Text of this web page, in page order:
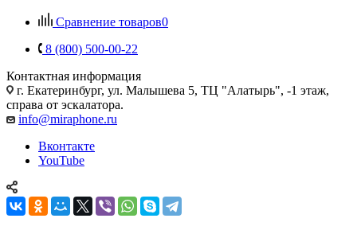
Сравнение товаров0
8 (800) 500-00-22
Контактная информация
г. Екатеринбург, ул. Малышева 5, ТЦ "Алатырь", -1 этаж,
справа от эскалатора.
info@miraphone.ru
Вконтакте
YouTube